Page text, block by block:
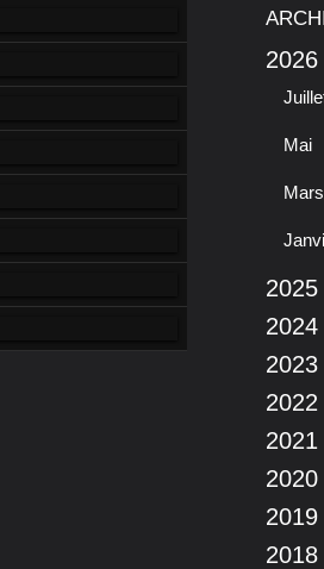
2026
Mai
Mars
2025
2024
2023
2022
2021
2020
2019
2018